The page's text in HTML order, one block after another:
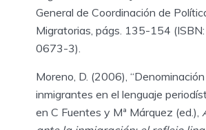
General de Coordinación de
Migratorias, págs. 135-154
0673-3).
Moreno, D. (2006),
inmigrantes en el lenguaje
en C Fuentes y Mª Márquez (ed.),